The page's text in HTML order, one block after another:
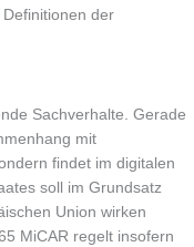
der
Sachverhalte. Gerade
mit
findet im digitalen
soll im Grundsatz
Union wirken
MiCAR regelt insofern